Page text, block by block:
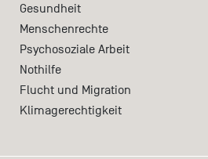
Gesundheit
Menschenrechte
Psychosoziale Arbeit
Nothilfe
Flucht und Migration
Klimagerechtigkeit